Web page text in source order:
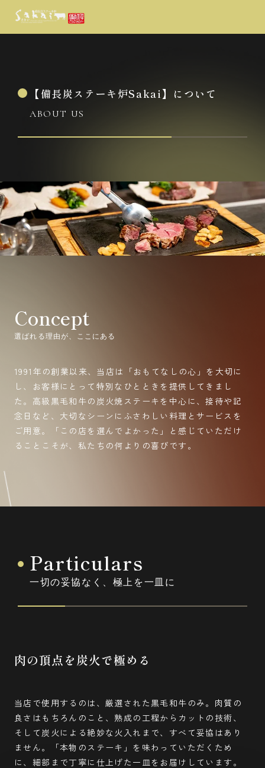
【備長炭ステーキ炉Sakai】について
ABOUT US
Concept
選ばれる理由が、ここにある
1991年の創業以来、当店は「おもてなしの心」を大切に
し、お客様にとって特別なひとときを提供してきまし
た。高級黒毛和牛の炭火焼ステーキを中心に、接待や記
念日など、大切なシーンにふさわしい料理とサービスを
ご用意。「この店を選んでよかった」と感じていただけ
ることこそが、私たちの何よりの喜びです。
Particulars
一切の妥協なく、極上を一皿に
肉の頂点を炭火で極める
当店で使用するのは、厳選された黒毛和牛のみ。肉質の
良さはもちろんのこと、熟成の工程からカットの技術、
そして炭火による絶妙な火入れまで、すべて妥協はあり
ません。「本物のステーキ」を味わっていただくため
に、細部まで丁寧に仕上げた一皿をお届けしています。